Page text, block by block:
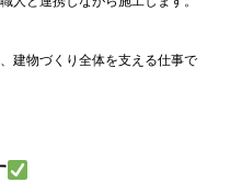
建物づくり全体を支える仕事で